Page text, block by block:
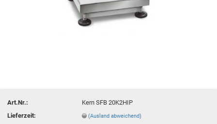
Art.Nr.:
Kern SFB 20K2HIP
Lieferzeit:
(Ausland abweichend)